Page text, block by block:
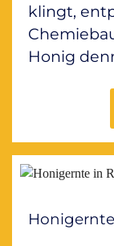
klingt,
Honig